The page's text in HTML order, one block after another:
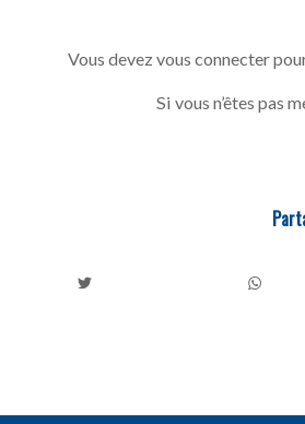
Vous devez vous connecter
Si vous n’êtes pas